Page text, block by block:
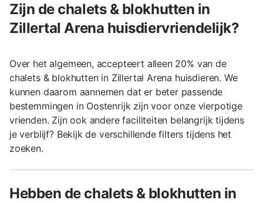
Zijn de chalets & blokhutten in
Zillertal Arena huisdiervriendelijk?
Over het algemeen, accepteert alleen 20% van de
chalets & blokhutten in Zillertal Arena huisdieren. We
kunnen daarom aannemen dat er beter passende
bestemmingen in Oostenrijk zijn voor onze vierpotige
vrienden. Zijn ook andere faciliteiten belangrijk tijdens
je verblijf? Bekijk de verschillende filters tijdens het
zoeken.
Hebben de chalets & blokhutten in